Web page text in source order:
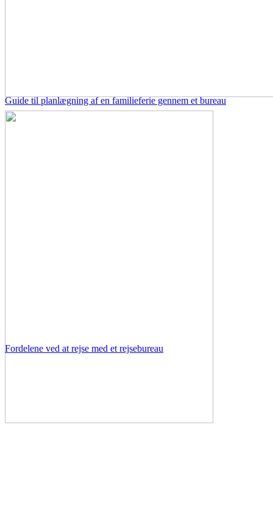
Guide til planlægning af en familieferie gennem et bureau
Fordelene ved at rejse med et rejsebureau